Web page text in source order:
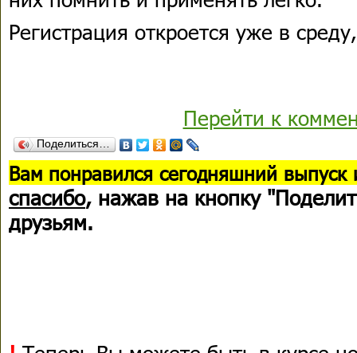
Регистрация откроется уже в
Перейти к
Поделиться…
Вам понравился сегодняшний выпуск
спасибо, нажав на кнопку
друзьям.